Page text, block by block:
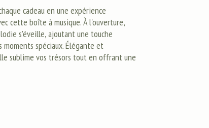
cadeau en une expérience
cette boîte à musique. À l'ouverture,
s'éveille, ajoutant une touche
moments spéciaux. Élégante et
sublime vos trésors tout en offrant une